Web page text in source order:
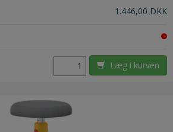
1.446,00 DKK
Læg i kurven